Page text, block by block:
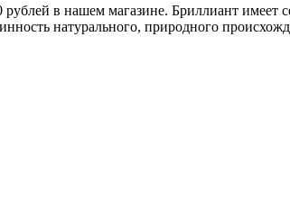
в нашем магазине. Бриллиант имеет
натурального, природного